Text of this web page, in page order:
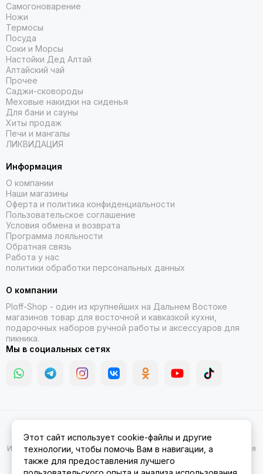
Самогоноварение
Ножи
Термосы
Посуда
Соки и Морсы
Настойки Дед Алтай
Алтайский чай
Прочее
Саджи-сковороды
Меховые накидки на сиденья
Для бани и сауны
Хиты продаж
Печи и мангалы
ЛИКВИДАЦИЯ
Информация
О компании
Наши магазины
Оферта и политика конфиденциальности
Пользовательское соглашение
Условия обмена и возврата
Программа лояльности
Обратная связь
Работа у нас
политики обработки персональных данных
О компании
Ploff-Shop - один из крупнейших на Дальнем Востоке
магазинов товар для восточной и кавказкой кухни,
подарочных наборов ручной работы и аксессуаров для
пикника.
Мы в социальных сетях
Амуре.Карта сайта
Информация на сайте носит ознакомительный характер и не является
публичной офертой.
Этот сайт использует cookie-файлы и другие
технологии, чтобы помочь Вам в навигации, а
также для предоставления лучшего